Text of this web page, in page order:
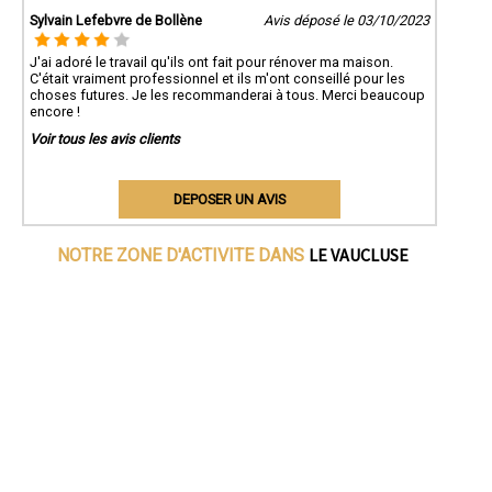
Sylvain Lefebvre de Bollène
Avis déposé le 03/10/2023
J'ai adoré le travail qu'ils ont fait pour rénover ma maison.
C'était vraiment professionnel et ils m'ont conseillé pour les
choses futures. Je les recommanderai à tous. Merci beaucoup
encore !
Voir tous les avis clients
DEPOSER UN AVIS
NOTRE ZONE D'ACTIVITE DANS LE VAUCLUSE